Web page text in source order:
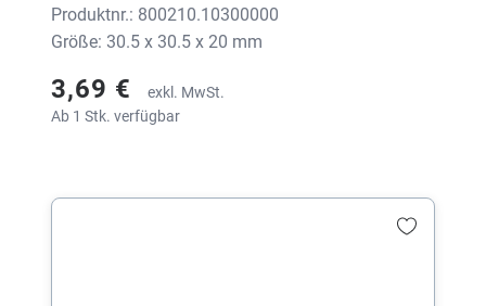
Produktnr.: 800210.10300000
Größe: 30.5 x 30.5 x 20 mm
3,69 €
exkl. MwSt.
Ab 1 Stk. verfügbar